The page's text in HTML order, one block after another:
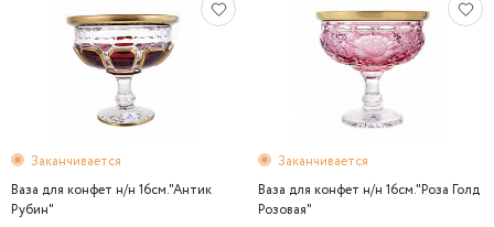
Заканчивается
Ваза для конфет н/н 16см."Антик
Рубин"
Заканчивается
Ваза для конфет н/н 16см."Роза Голд
Розовая"